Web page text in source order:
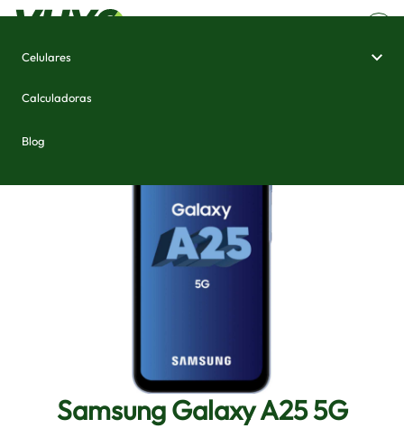
Celulares
Calculadoras
Blog
Samsung Galaxy A25 5G